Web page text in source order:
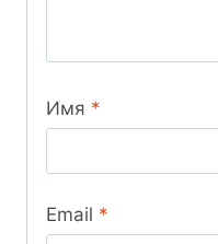
Имя *
Email *